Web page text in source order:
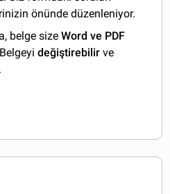
önünde düzenleniyor.
belge sizeWord ve PDF
değiştirebilir ve
.